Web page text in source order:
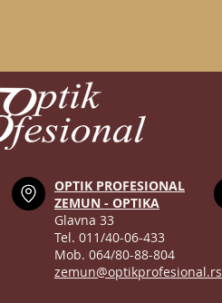
OPTIK PROFESIONAL
ZEMUN - OPTIKA
Glavna 33
Tel. 011/40-06-433
Mob. 064/80-88-804
zemun@optikprofesional.rs